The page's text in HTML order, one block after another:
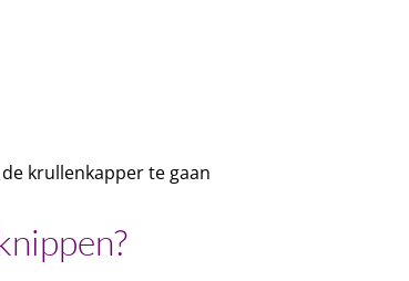
krullenkapper te gaan